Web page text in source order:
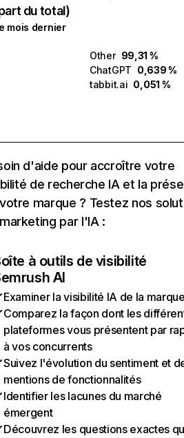
du total)
mois dernier
Other 99,31 %
ChatGPT 0,639 %
tabbit.ai 0,051 %
d'aide pour accroître votre
de recherche IA et la
marque ? Testez nos
par l'IA :
à outils de visibilité
AI
Examiner la visibilité IA de la
Comparez la façon dont les
plateformes vous présentent par
à vos concurrents
Suivez l'évolution du sentiment et
mentions de fonctionnalités
Identifier les lacunes du marché
émergent
Découvrez les questions exactes